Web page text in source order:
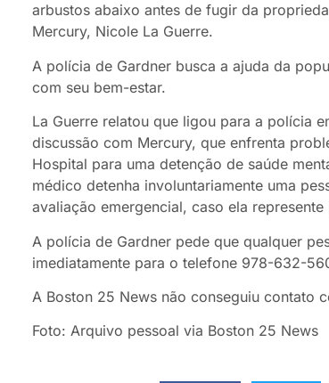
arbustos abaixo antes de fugir da
Mercury, Nicole La Guerre.
A polícia de Gardner busca a ajuda da
com seu bem-estar.
La Guerre relatou que ligou para a polícia
discussão com Mercury, que enfrenta
Hospital para uma detenção de saúde
médico detenha involuntariamente uma
avaliação emergencial, caso ela
A polícia de Gardner pede que qualquer
imediatamente para o telefone 978-632-
A Boston 25 News não conseguiu contato
Foto: Arquivo pessoal via Boston 25 News